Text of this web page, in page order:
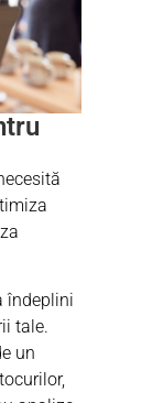
îndeplini
tale.
un